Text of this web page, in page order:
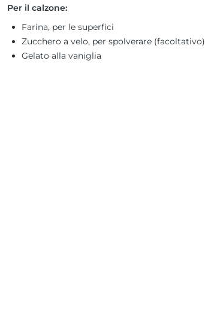
Per il calzone:
Farina, per le superfici
Zucchero a velo, per spolverare (facoltativo)
Gelato alla vaniglia